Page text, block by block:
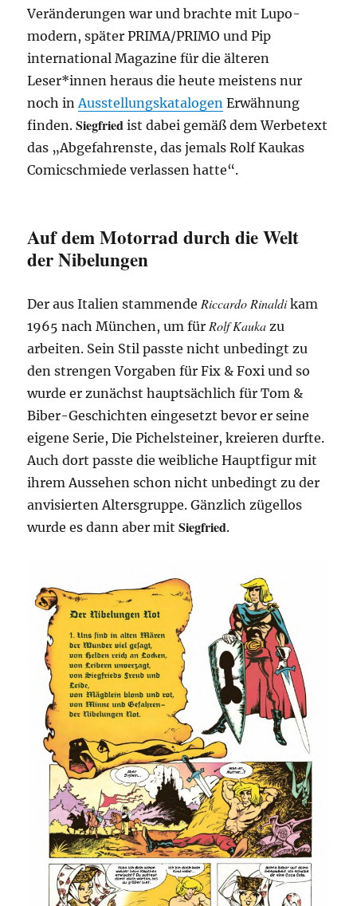
Veränderungen war und brachte mit Lupo-
modern, später PRIMA/PRIMO und Pip
international Magazine für die älteren
Leser*innen heraus die heute meistens nur
noch in Ausstellungskatalogen Erwähnung
finden.Siegfried ist dabei gemäß dem Werbetext
das „Abgefahrenste, das jemals Rolf Kaukas
Comicschmiede verlassen hatte“.
Auf dem Motorrad durch die Welt
der Nibelungen
Der aus Italien stammende Riccardo Rinaldikam
1965 nach München, um für Rolf Kauka zu
arbeiten. Sein Stil passte nicht unbedingt zu
den strengen Vorgaben für Fix & Foxi und so
wurde er zunächst hauptsächlich für Tom &
Biber-Geschichten eingesetzt bevor er seine
eigene Serie, Die Pichelsteiner, kreieren durfte.
Auch dort passte die weibliche Hauptfigur mit
ihrem Aussehen schon nicht unbedingt zu der
anvisierten Altersgruppe. Gänzlich zügellos
wurde es dann aber mitSiegfried.